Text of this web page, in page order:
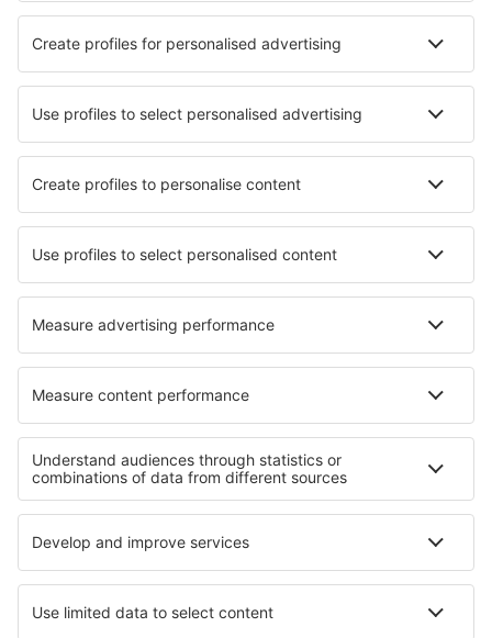
Cazare în Daugavpils Cazare în Ventspils
Cazare Rundale Cazare în Roja
Cele mai bune locuri de cazare - orașe
Cazare în Aston Rowant Cazare în Eschershausen
Cazare în Kolodezhno Cazare în Media
Cazare în Villa San Giovanni
Cele mai bune locuri de cazare - regiuni
Cazare in Gauja National Park Cazare in Kemeri National Park
Cazare în Iguazú Cazare in Insulele Ionice
Cazare Stara Zagora province Cazare în Delta Dunării